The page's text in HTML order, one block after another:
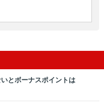
とボーナスポイントは